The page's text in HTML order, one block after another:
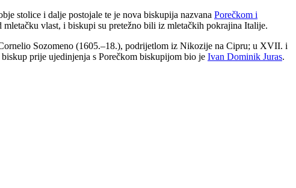
stolice i dalje postojale te je nova biskupija nazvana Porečkom i
vlast, i biskupi su pretežno bili iz mletačkih pokrajina Italije.
Sozomeno (1605.–18.), podrijetlom iz Nikozije na Cipru; u XVII. i
prije ujedinjenja s Porečkom biskupijom bio je Ivan Dominik Juras.